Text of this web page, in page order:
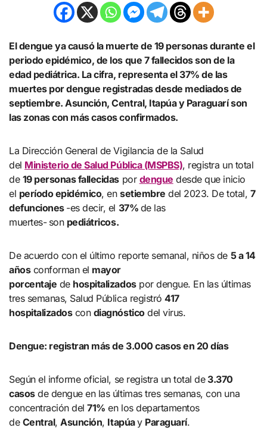
El dengue ya causó la muerte de 19 personas durante el
periodo epidémico, de los que 7 fallecidos son de la
edad pediátrica. La cifra, representa el 37% de las
muertes por dengue registradas desde mediados de
septiembre. Asunción, Central, Itapúa y Paraguarí son
las zonas con más casos confirmados.
La Dirección General de Vigilancia de la Salud
del Ministerio de Salud Pública (MSPBS), registra un total
de 19 personas fallecidas por dengue desde que inicio
el período epidémico, ensetiembre del 2023. De total, 7
defunciones -es decir, el 37% de las
muertes- son pediátricos.
De acuerdo con el último reporte semanal, niños de 5 a 14
añosconforman el mayor
porcentaje de hospitalizadospor dengue. En las últimas
tres semanas, Salud Pública registró417
hospitalizadoscon diagnósticodel virus.
Dengue: registran más de 3.000 casos en 20 días
Según el informe oficial, se registra un total de3.370
casosde dengue en las últimas tres semanas, con una
concentración del71% en los departamentos
de Central,Asunción, Itapúay Paraguarí.